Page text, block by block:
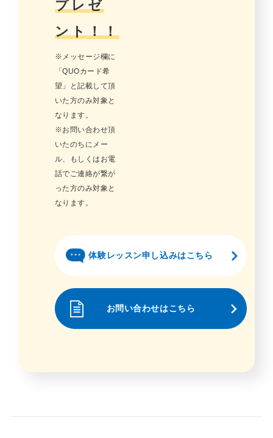
プレゼ
ント！！
※メッセージ欄に
「QUOカード希
望」と記載して頂
いた方のみ対象と
なります。
※お問い合わせ頂
いたのちにメー
ル、もしくはお電
話でご連絡が繋が
った方のみ対象と
なります。
体験レッスン申し込みはこちら
お問い合わせはこちら